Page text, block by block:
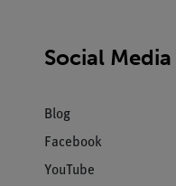
Social Media
Blog
Facebook
YouTube